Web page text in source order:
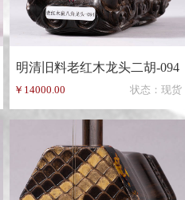
明清旧料老红木龙头二胡-094
￥14000.00 状态：现货